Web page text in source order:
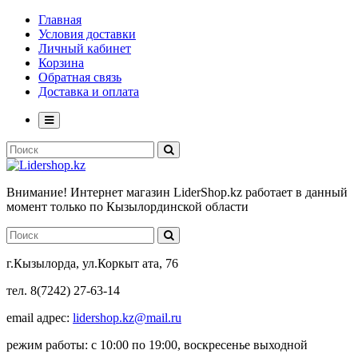
Главная
Условия доставки
Личный кабинет
Корзина
Обратная связь
Доставка и оплата
Внимание! Интернет магазин LiderShop.kz работает в данный
момент только по Кызылординской области
г.Кызылорда, ул.Коркыт ата, 76
тел. 8(7242) 27-63-14
email адрес: lidershop.kz@mail.ru
режим работы: с 10:00 по 19:00, воскресенье выходной